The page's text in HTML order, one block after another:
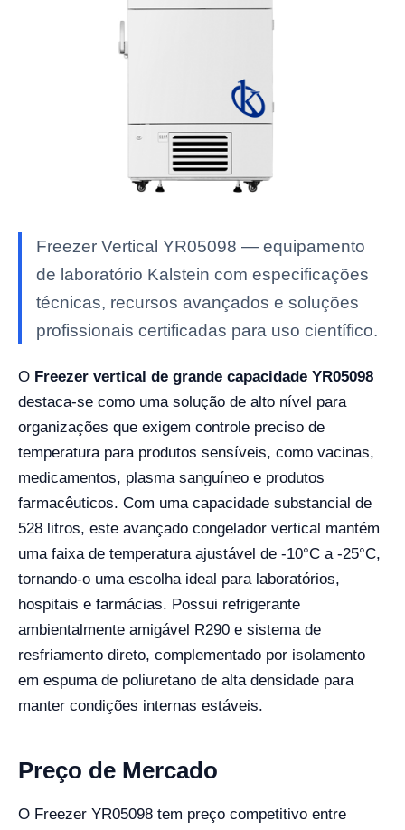
Freezer Vertical YR05098 — equipamento
de laboratório Kalstein com especificações
técnicas, recursos avançados e soluções
profissionais certificadas para uso científico.
O Freezer vertical de grande capacidade YR05098
destaca-se como uma solução de alto nível para
organizações que exigem controle preciso de
temperatura para produtos sensíveis, como vacinas,
medicamentos, plasma sanguíneo e produtos
farmacêuticos. Com uma capacidade substancial de
528 litros, este avançado congelador vertical mantém
uma faixa de temperatura ajustável de -10°C a -25°C,
tornando-o uma escolha ideal para laboratórios,
hospitais e farmácias. Possui refrigerante
ambientalmente amigável R290 e sistema de
resfriamento direto, complementado por isolamento
em espuma de poliuretano de alta densidade para
manter condições internas estáveis.
Preço de Mercado
O Freezer YR05098 tem preço competitivo entre